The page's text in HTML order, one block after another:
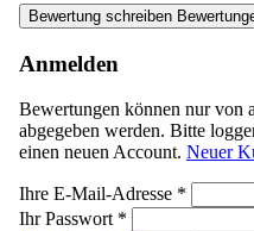
Bewertung schreiben
Anmelden
Bewertungen können nur von
abgegeben werden. Bitte
einen neuen Account. Neuer
Ihre E-Mail-Adresse *
Ihr Passwort *